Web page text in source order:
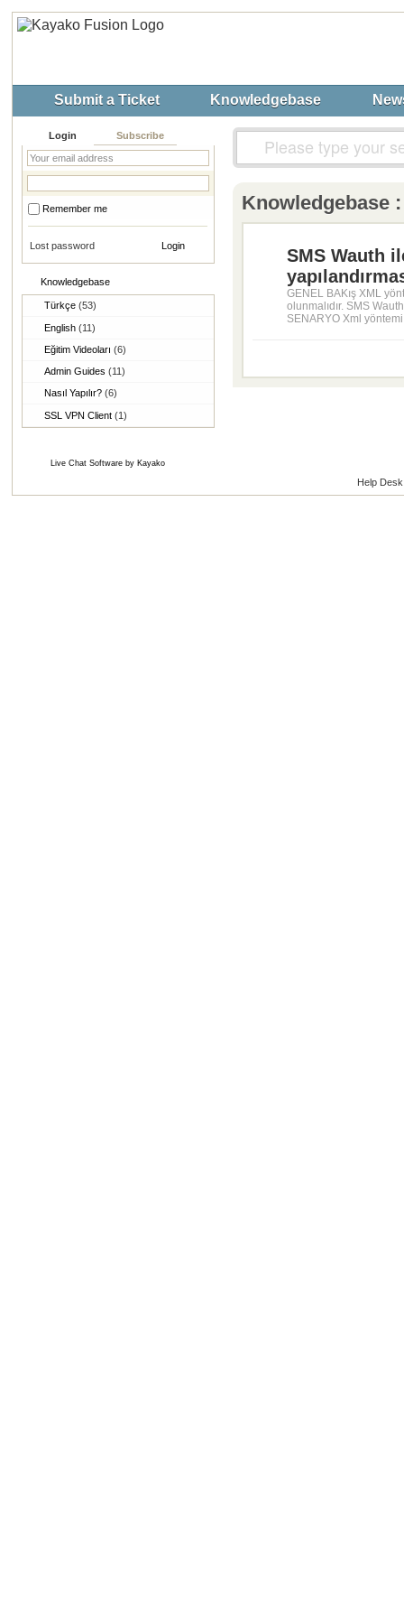
Submit a Ticket Knowledgebase
Login Subscribe
Remember me
Lost password
Knowledgebase
Türkçe (53)
English (11)
Eğitim Videoları (6)
Admin Guides (11)
Nasıl Yapılır? (6)
SSL VPN Client (1)
Live Chat Softwareby Kayako
Knowledgebase
SMS Wauth
GENEL BAKış XML
olunmalıdır. SMS
SENARYO Xml
Help